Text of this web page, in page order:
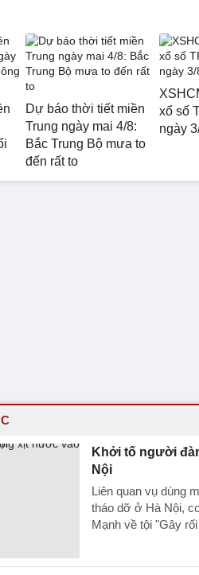
Dự báo thời tiết miền
Trung ngày mai 4/8:
Bắc Trung Bộ mưa to
đến rất to
xổ số
ngày
Khởi tố người
Nội
Liên quan vụ dùng
tháo dỡ ở Hà Nội,
Mạnh về tội "Gây